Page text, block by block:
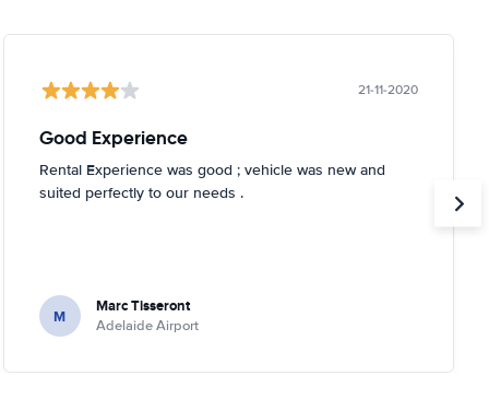
21-11-2020
Good Experience
Rental Experience was good ; vehicle was new and
suited perfectly to our needs .
M Marc Tisseront
Adelaide Airport